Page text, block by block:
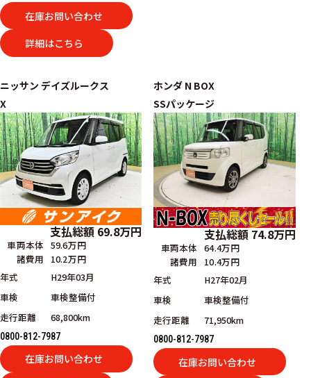
在庫お問い合わせ
詳細はこちら
ニッサン デイズルークス
X
支払総額 69.8万円
車両本体 59.6万円
諸費用
10.2万円
年式
H29年03月
車検
車検整備付
走行距離
68,800km
0800-812-7987
在庫お問い合わせ
ホンダ N BOX
SSパッケージ
支払総額 74.8万円
車両本体 64.4万円
諸費用
10.4万円
年式
H27年02月
車検
車検整備付
走行距離
71,950km
0800-812-7987
在庫お問い合わせ